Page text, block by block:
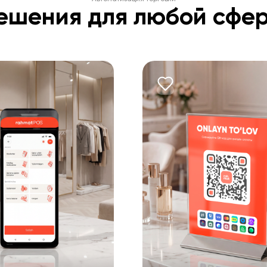
для любой